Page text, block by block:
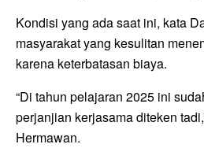
Kondisi yang ada saat ini, kata
masyarakat yang kesulitan
karena keterbatasan biaya.
“Di tahun pelajaran 2025 ini
perjanjian kerjasama diteken
Hermawan.